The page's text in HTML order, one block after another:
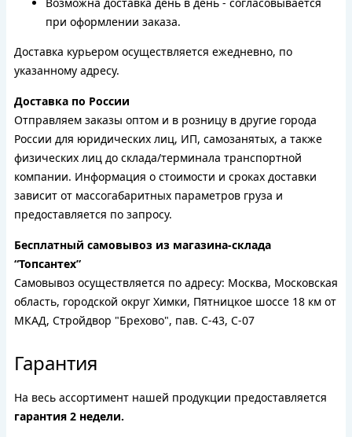
при оформлении заказа.
Доставка курьером осуществляется ежедневно, по
указанному адресу.
Доставка по России
Отправляем заказы оптом и в розницу в другие города
России для юридических лиц, ИП, самозанятых, а также
физических лиц до склада/терминала транспортной
компании. Информация о стоимости и сроках доставки
зависит от массогабаритных параметров груза и
предоставляется по запросу.
Бесплатный самовывоз из магазина-склада
“Топсантех”
Самовывоз осуществляется по адресу: Москва, Московская
область, городской округ Химки, Пятницкое шоссе 18 км от
МКАД, Стройдвор "Брехово", пав. С-43, С-07
Гарантия
На весь ассортимент нашей продукции предоставляется
гарантия 2 недели.